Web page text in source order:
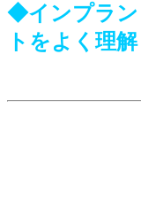
◆インプラン
ト をよく 理解